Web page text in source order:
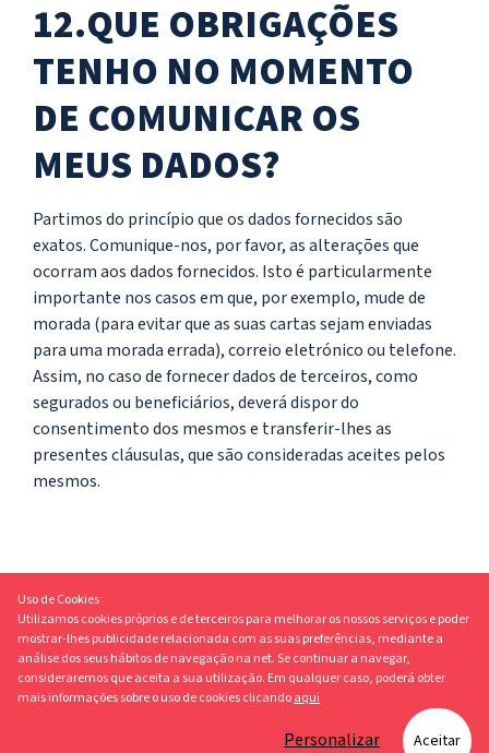
12.QUE OBRIGAÇÕES
TENHO NO MOMENTO
DE COMUNICAR OS
MEUS DADOS?
Partimos do princípio que os dados fornecidos são
exatos. Comunique-nos, por favor, as alterações que
ocorram aos dados fornecidos. Isto é particularmente
importante nos casos em que, por exemplo, mude de
morada (para evitar que as suas cartas sejam enviadas
para uma morada errada), correio eletrónico ou telefone.
Assim, no caso de fornecer dados de terceiros, como
segurados ou beneficiários, deverá dispor do
consentimento dos mesmos e transferir-lhes as
presentes cláusulas, que são consideradas aceites pelos
mesmos.
Contactos Dever Especial de Informação
Uso de Cookies
Utilizamos cookies próprios e de terceiros para melhorar os nossos serviços e poder
mostrar-lhes publicidade relacionada com as suas preferências, mediante a
análise dos seus hábitos de navegação na net. Se continuar a navegar,
consideraremos que aceita a sua utilização. Em qualquer caso, poderá obter
mais informações sobre o uso de cookies clicando aqui
Personalizar Aceitar